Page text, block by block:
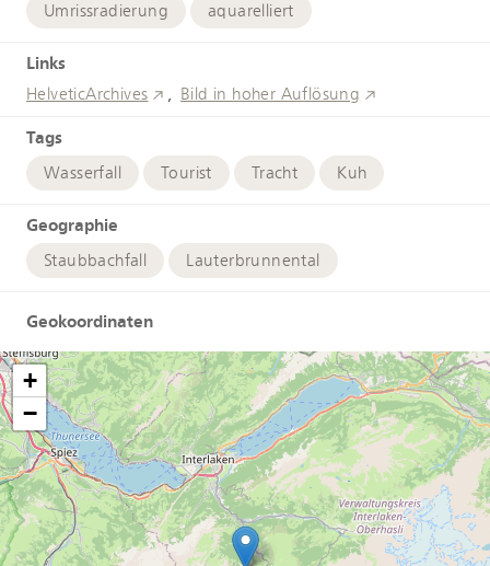
Umrissradierung aquarelliert
Links
HelveticArchives Bild in hoher Auflösung
Tags
Wasserfall Tourist Tracht Kuh
Geographie
Staubbachfall Lauterbrunnental
Geokoordinaten
+
−